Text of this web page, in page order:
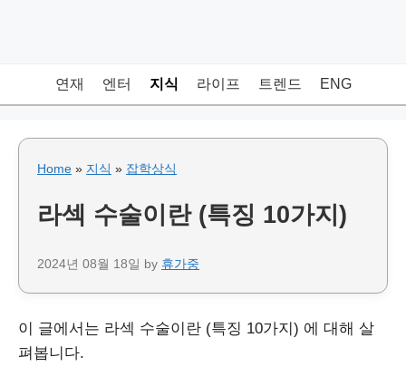
연재 엔터 지식 라이프 트렌드 ENG
Home » 지식 » 잡학상식
라섹 수술이란 (특징 10가지)
2024년 08월 18일 by 휴가중
이 글에서는 라섹 수술이란 (특징 10가지) 에 대해 살
펴봅니다.